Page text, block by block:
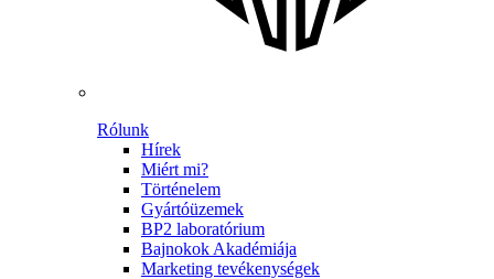
Rólunk
Hírek
Miért mi?
Történelem
Gyártóüzemek
BP2 laboratórium
Bajnokok Akadémiája
Marketing tevékenységek